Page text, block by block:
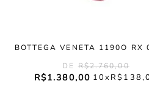
BOTTEGA VENETA 1190O RX
R$2.760,00
R$1.380,00 10 R$ 138,